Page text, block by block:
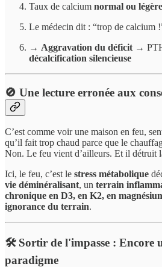
Taux de calcium normal ou
Le médecin dit : “trop de calcium
→ Aggravation du déficit →
décalcification silencieuse
🚫 Une lecture erronée aux
C’est comme voir une maison en feu,
qu’il fait trop chaud parce que le
Non. Le feu vient d’ailleurs. Et il détruit
Ici, le feu, c’est le stress métabolique
vie déminéralisant, un terrain
chronique en D3, en K2, en
ignorance du terrain.
🛠️ Sortir de l'impasse : Encore
paradigme